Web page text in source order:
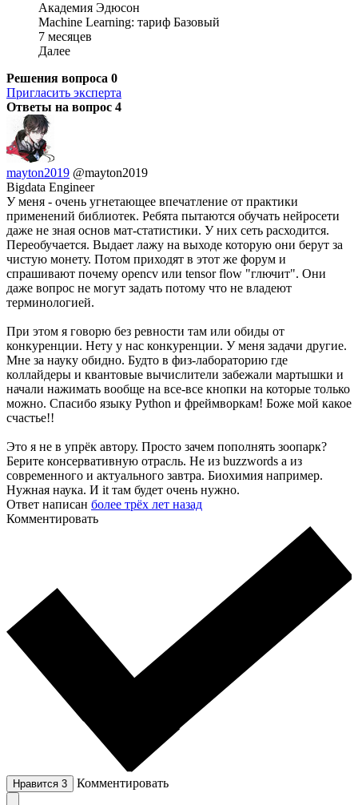
Академия Эдюсон
Machine Learning: тариф Базовый
7 месяцев
Далее
Решения вопроса 0
Пригласить эксперта
Ответы на вопрос 4
mayton2019 @mayton2019
Bigdata Engineer
У меня - очень угнетающее впечатление от практики
применений библиотек. Ребята пытаются обучать нейросети
даже не зная основ мат-статистики. У них сеть расходится.
Переобучается. Выдает лажу на выходе которую они берут за
чистую монету. Потом приходят в этот же форум и
спрашивают почему opencv или tensor flow "глючит". Они
даже вопрос не могут задать потому что не владеют
терминологией.
При этом я говорю без ревности там или обиды от
конкуренции. Нету у нас конкуренции. У меня задачи другие.
Мне за науку обидно. Будто в физ-лабораторию где
коллайдеры и квантовые вычислители забежали мартышки и
начали нажимать вообще на все-все кнопки на которые только
можно. Спасибо языку Python и фреймворкам! Боже мой какое
счастье!!
Это я не в упрёк автору. Просто зачем пополнять зоопарк?
Берите консервативную отрасль. Не из buzzwords а из
современного и актуального завтра. Биохимия например.
Нужная наука. И it там будет очень нужно.
Ответ написан более трёх лет назад
Комментировать
Нравится 3 Комментировать